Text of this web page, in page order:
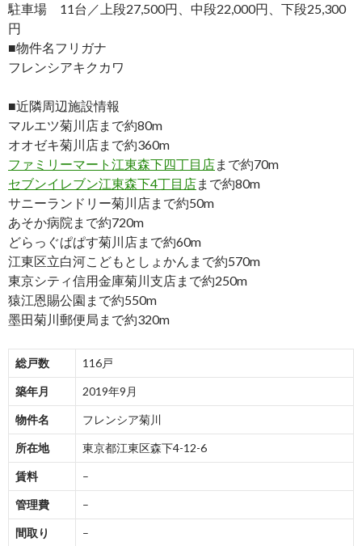
駐車場 11台／上段27,500円、中段22,000円、下段25,300
円
■物件名フリガナ
フレンシアキクカワ
■近隣周辺施設情報
マルエツ菊川店まで約80m
オオゼキ菊川店まで約360m
ファミリーマート江東森下四丁目店まで約70m
セブンイレブン江東森下4丁目店まで約80m
サニーランドリー菊川店まで約50m
あそか病院まで約720m
どらっぐぱぱす菊川店まで約60m
江東区立白河こどもとしょかんまで約570m
東京シティ信用金庫菊川支店まで約250m
猿江恩賜公園まで約550m
墨田菊川郵便局まで約320m
総戸数 116戸
築年月 2019年9月
物件名 フレンシア菊川
所在地 東京都江東区森下4-12-6
賃料 –
管理費 –
間取り –